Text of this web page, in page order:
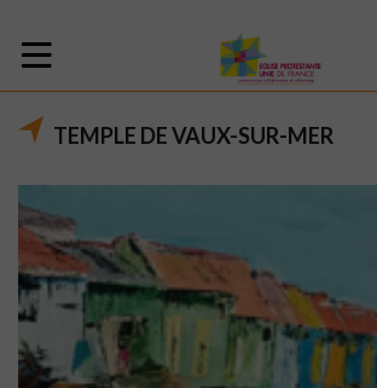
TEMPLE DE VAUX-SUR-MER